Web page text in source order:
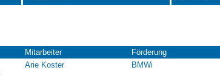
Mitarbeiter
Förderung
Arie Koster
BMWi